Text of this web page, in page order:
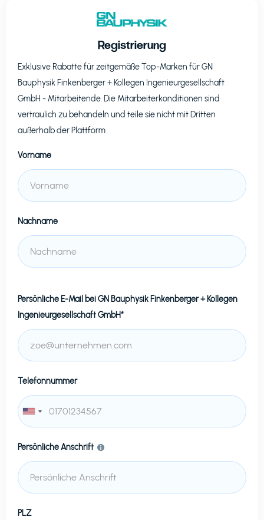
Registrierung
Exklusive Rabatte für zeitgemäße Top-Marken fürGN
Bauphysik Finkenberger + Kollegen Ingenieurgesellschaft
GmbH - Mitarbeitende. Die Mitarbeiterkonditionen sind
vertraulich zu behandeln und teile sie nicht mit Dritten
außerhalb der Plattform
Vorname
Nachname
Persönliche E-Mail beiGN Bauphysik Finkenberger + Kollegen
Ingenieurgesellschaft GmbH*
Telefonnummer
Persönliche Anschrift
PLZ